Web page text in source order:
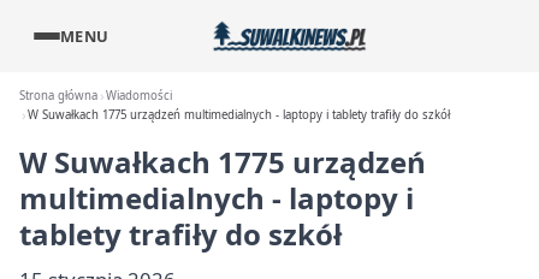
MENU
Strona główna Wiadomości
W Suwałkach 1775 urządzeń multimedialnych - laptopy i tablety trafiły do szkół
W Suwałkach 1775 urządzeń
multimedialnych - laptopy i
tablety trafiły do szkół